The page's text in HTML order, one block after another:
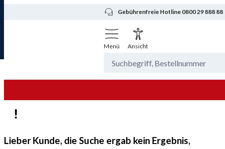
Gebührenfreie Hotline 0800 29 888 88
Menü Ansicht
Lieber Kunde, die Suche ergab kein Ergebnis,